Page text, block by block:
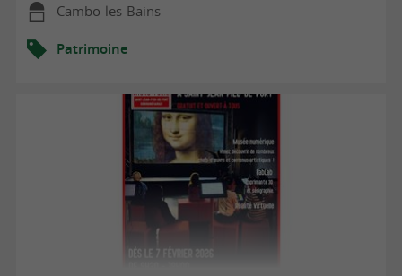
Cambo-les-Bains
Patrimoine